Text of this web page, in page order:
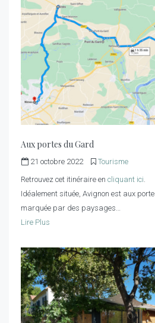
Aux portes du Gard
21 octobre 2022
Tourisme
Retrouvez cet itinéraire en cliquant ici.
Idéalement située, Avignon est aux
marquée par des paysages…
Lire Plus